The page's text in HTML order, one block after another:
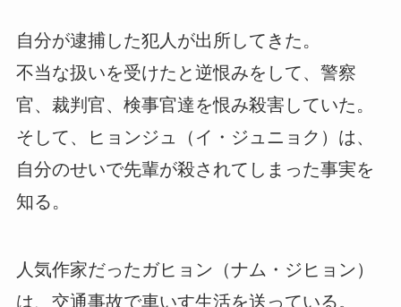
自分が逮捕した犯人が出所してきた。
不当な扱いを受けたと逆恨みをして、警察
官、裁判官、検事官達を恨み殺害していた。
そして、ヒョンジュ（イ・ジュニョク）は、
自分のせいで先輩が殺されてしまった事実を
知る。
人気作家だったガヒョン（ナム・ジヒョン）
は、交通事故で車いす生活を送っている。